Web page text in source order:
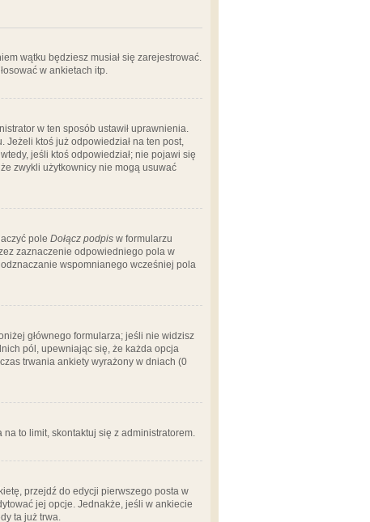
wątku będziesz musiał się zarejestrować.
w ankietach itp.
w ten sposób ustawił uprawnienia.
Jeżeli ktoś już odpowiedział na ten post,
jeśli ktoś odpowiedział; nie pojawi się
zwykli użytkownicy nie mogą usuwać
pole Dołącz podpis w formularzu
zaznaczenie odpowiedniego pola w
wspomnianego wcześniej pola
głównego formularza; jeśli nie widzisz
pól, upewniając się, że każda opcja
trwania ankiety wyrażony w dniach (0
to limit, skontaktuj się z administratorem.
przejdź do edycji pierwszego posta w
jej opcje. Jednakże, jeśli w ankiecie
ta już trwa.